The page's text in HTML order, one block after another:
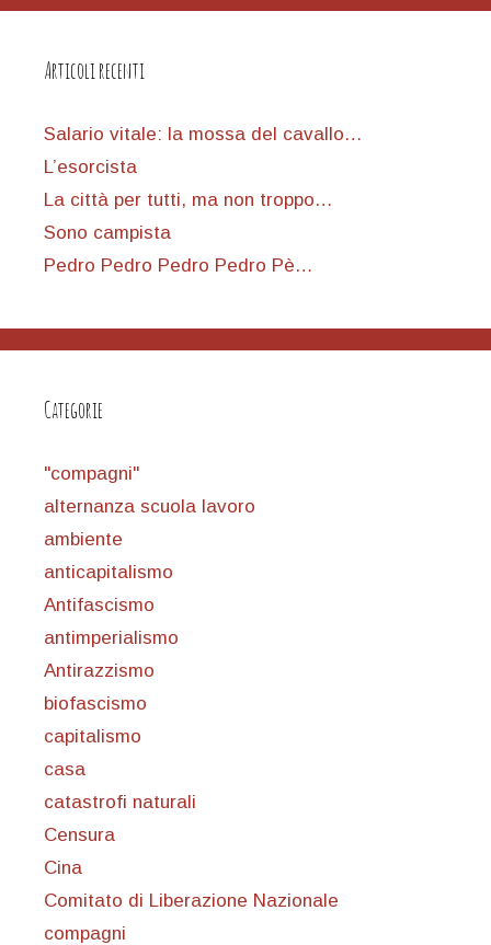
Articoli recenti
Salario vitale: la mossa del cavallo…
L’esorcista
La città per tutti, ma non troppo…
Sono campista
Pedro Pedro Pedro Pedro Pè…
Categorie
"compagni"
alternanza scuola lavoro
ambiente
anticapitalismo
Antifascismo
antimperialismo
Antirazzismo
biofascismo
capitalismo
casa
catastrofi naturali
Censura
Cina
Comitato di Liberazione Nazionale
compagni